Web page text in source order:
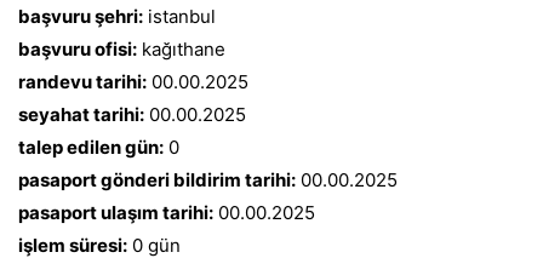
başvuru şehri: istanbul
başvuru ofisi: kağıthane
randevu tarihi: 00.00.2025
seyahat tarihi: 00.00.2025
talep edilen gün: 0
pasaport gönderi bildirim tarihi: 00.00.2025
pasaport ulaşım tarihi: 00.00.2025
işlem süresi: 0 gün